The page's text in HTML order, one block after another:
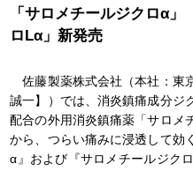
「サロメチールジクロα」
ロLα」新発売
佐藤製薬株式会社（本社：東
誠一】）では、消炎鎮痛成分ジ
配合の外用消炎鎮痛薬「サロメ
から、つらい痛みに浸透して効
α』および『サロメチールジク